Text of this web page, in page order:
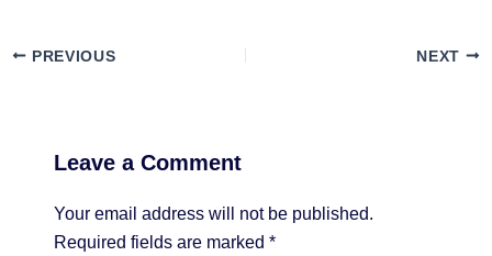
PREVIOUS NEXT
Leave a Comment
Your email address will not be published.
Required fields are marked *